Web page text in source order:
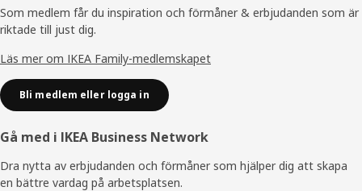
Som medlem får du inspiration och förmåner & erbjudanden som är
riktade till just dig.
Läs mer om IKEA Family-medlemskapet
Bli medlem eller logga in
Gå med i IKEA Business Network
Dra nytta av erbjudanden och förmåner som hjälper dig att skapa
en bättre vardag på arbetsplatsen.